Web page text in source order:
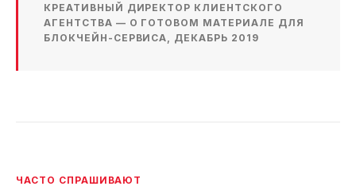
КРЕАТИВНЫЙ ДИРЕКТОР КЛИЕНТСКОГО
АГЕНТСТВА — О ГОТОВОМ МАТЕРИАЛЕ ДЛЯ
БЛОКЧЕЙН-СЕРВИСА, ДЕКАБРЬ 2019
ЧАСТО СПРАШИВАЮТ